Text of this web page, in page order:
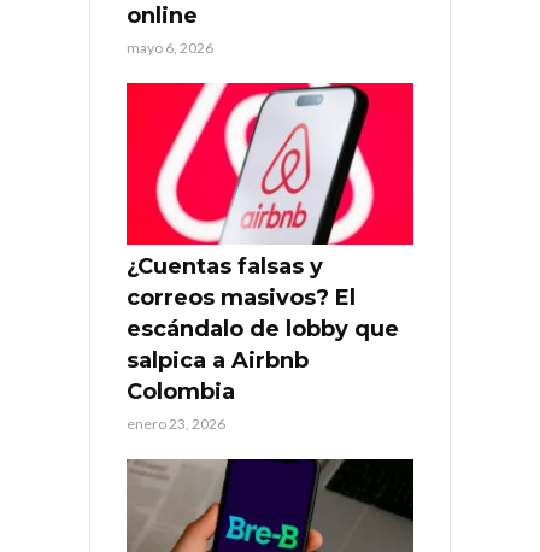
online
mayo 6, 2026
¿Cuentas falsas y
correos masivos? El
escándalo de lobby que
salpica a Airbnb
Colombia
enero 23, 2026